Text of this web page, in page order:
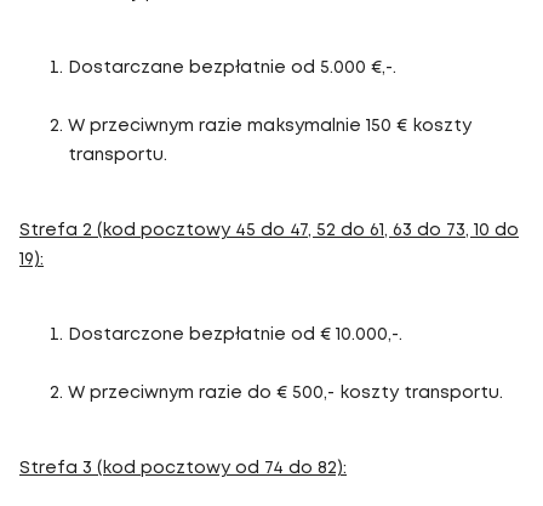
Dostarczane bezpłatnie od 5.000 €,-.
W przeciwnym razie maksymalnie 150 € koszty
transportu.
Strefa 2 (kod pocztowy 45 do 47, 52 do 61, 63 do 73, 10 do
19):
Dostarczone bezpłatnie od € 10.000,-.
W przeciwnym razie do € 500,- koszty transportu.
Strefa 3 (kod pocztowy od 74 do 82):